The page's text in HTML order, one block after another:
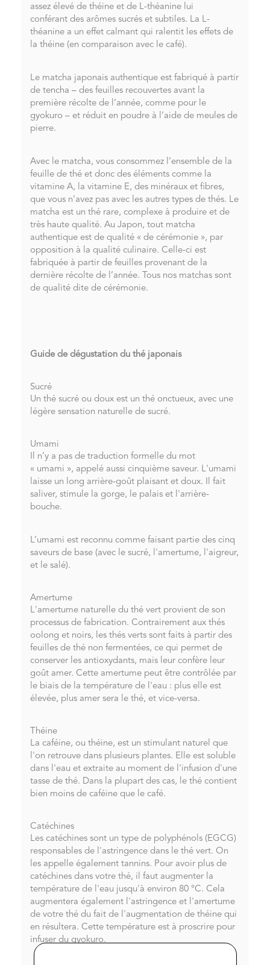
assez élevé de théine et de L-théanine lui
conférant des arômes sucrés et subtiles. La L-
théanine a un effet calmant qui ralentit les effets de
la théine (en comparaison avec le café).
Le matcha japonais authentique est fabriqué à partir
de tencha – des feuilles recouvertes avant la
première récolte de l’année, comme pour le
gyokuro – et réduit en poudre à l’aide de meules de
pierre.
Avec le matcha, vous consommez l’ensemble de la
feuille de thé et donc des éléments comme la
vitamine A, la vitamine E, des minéraux et fibres,
que vous n’avez pas avec les autres types de thés. Le
matcha est un thé rare, complexe à produire et de
très haute qualité. Au Japon, tout matcha
authentique est de qualité « de cérémonie », par
opposition à la qualité culinaire. Celle-ci est
fabriquée à partir de feuilles provenant de la
dernière récolte de l’année. Tous nos matchas sont
de qualité dite de cérémonie.
Guide de dégustation du thé japonais
Sucré
Un thé sucré ou doux est un thé onctueux, avec une
légère sensation naturelle de sucré.
Umami
Il n’y a pas de traduction formelle du mot
« umami », appelé aussi cinquième saveur. L'umami
laisse un long arrière-goût plaisant et doux. Il fait
saliver, stimule la gorge, le palais et l'arrière-
bouche.
L’umami est reconnu comme faisant partie des cinq
saveurs de base (avec le sucré, l'amertume, l'aigreur,
et le salé).
Amertume
L'amertume naturelle du thé vert provient de son
processus de fabrication. Contrairement aux thés
oolong et noirs, les thés verts sont faits à partir des
feuilles de thé non fermentées, ce qui permet de
conserver les antioxydants, mais leur confère leur
goût amer. Cette amertume peut être contrôlée par
le biais de la température de l'eau : plus elle est
élevée, plus amer sera le thé, et vice-versa.
Théine
La caféine, ou théine, est un stimulant naturel que
l'on retrouve dans plusieurs plantes. Elle est soluble
dans l'eau et extraite au moment de l'infusion d'une
tasse de thé. Dans la plupart des cas, le thé contient
bien moins de caféine que le café.
Catéchines
Les catéchines sont un type de polyphénols (EGCG)
responsables de l'astringence dans le thé vert. On
les appelle également tannins. Pour avoir plus de
catéchines dans votre thé, il faut augmenter la
température de l'eau jusqu'à environ 80 °C. Cela
augmentera également l'astringence et l'amertume
de votre thé du fait de l'augmentation de théine qui
en résultera. Cette température est à proscrire pour
infuser du gyokuro.